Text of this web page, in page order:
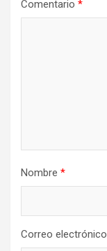
Comentario *
Nombre *
Correo electrónico